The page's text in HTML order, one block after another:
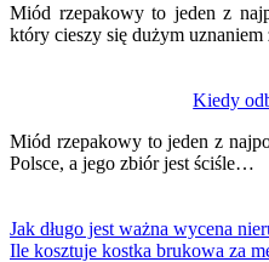
Miód rzepakowy to jeden z
który cieszy się dużym
Kiedy
Miód rzepakowy to jeden z
Polsce, a jego zbiór jest ściśle…
Jak długo jest ważna wycena
Ile kosztuje kostka brukowa za